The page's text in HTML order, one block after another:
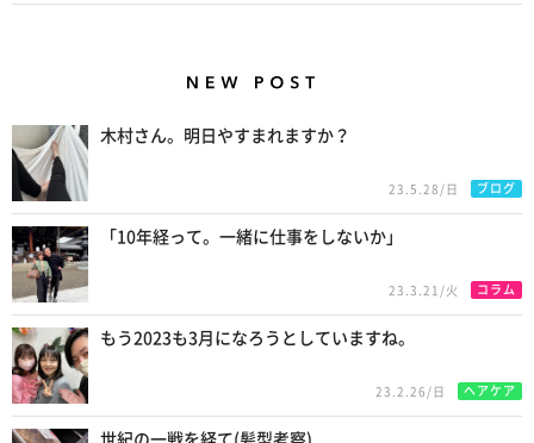
木村さん。明日やすまれますか？
23.5.28/日 ブログ
「10年経って。一緒に仕事をしないか」
23.3.21/火 コラム
もう2023も3月になろうとしていますね。
23.2.26/日 ヘアケア
世紀の一戦を経て(髪型考察)